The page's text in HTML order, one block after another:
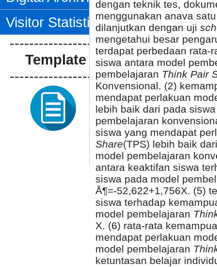
Visitor Statistics
--------------------------------
Template Artikel
--------------------------------
dengan teknik tes,
menggunakan anava
dilanjutkan dengan uji
mengetahui besar
terdapat perbedaan rata-
siswa antara model
pembelajaran Think Pair
Konvensional. (2)
mendapat perlakuan
lebih baik dari pada
pembelajaran
siswa yang mendapat
Share(TPS) lebih baik
model pembelajaran
antara keaktifan siswa
siswa pada model
Å¶=-52,622+1,756X. (5)
siswa terhadap
model pembelajaran
X. (6) rata-rata
mendapat perlakuan
model pembelajaran
ketuntasan belajar